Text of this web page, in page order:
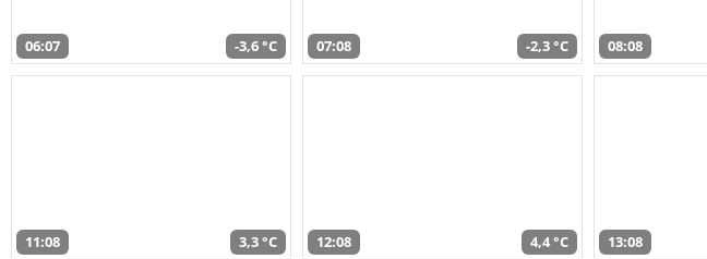
06:07 -3,6 °C 07:08 -2,3 °C 08:08
11:08 3,3 °C 12:08 4,4 °C 13:08